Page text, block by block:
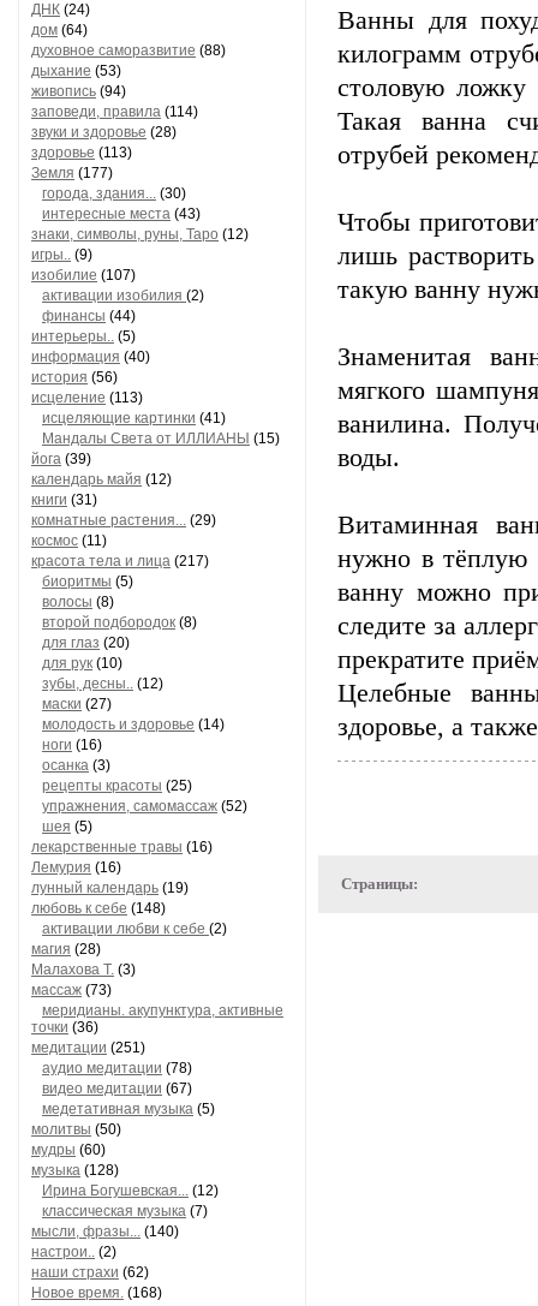
ДНК (24)
дом (64)
духовное саморазвитие (88)
дыхание (53)
живопись (94)
заповеди, правила (114)
звуки и здоровье (28)
здоровье (113)
Земля (177)
города, здания... (30)
интересные места (43)
знаки, символы, руны, Таро (12)
игры.. (9)
изобилие (107)
активации изобилия (2)
финансы (44)
интерьеры.. (5)
информация (40)
история (56)
исцеление (113)
исцеляющие картинки (41)
Мандалы Света от ИЛЛИАНЫ (15)
йога (39)
календарь майя (12)
книги (31)
комнатные растения... (29)
космос (11)
красота тела и лица (217)
биоритмы (5)
волосы (8)
второй подбородок (8)
для глаз (20)
для рук (10)
зубы, десны.. (12)
маски (27)
молодость и здоровье (14)
ноги (16)
осанка (3)
рецепты красоты (25)
упражнения, самомассаж (52)
шея (5)
лекарственные травы (16)
Лемурия (16)
лунный календарь (19)
любовь к себе (148)
активации любви к себе (2)
магия (28)
Малахова Т. (3)
массаж (73)
меридианы. акупунктура, активные
точки (36)
медитации (251)
аудио медитации (78)
видео медитации (67)
медетативная музыка (5)
молитвы (50)
мудры (60)
музыка (128)
Ирина Богушевская... (12)
классическая музыка (7)
мысли, фразы... (140)
настрои.. (2)
наши страхи (62)
Новое время. (168)
Ванны для
килограмм
столовую
Такая ванна
отрубей
Чтобы
лишь
такую ванну
Знаменитая
мягкого
ванилина.
воды.
Витаминная
нужно в тёплую
ванну можно
следите за
прекратите
Целебные
здоровье, а
Страницы: